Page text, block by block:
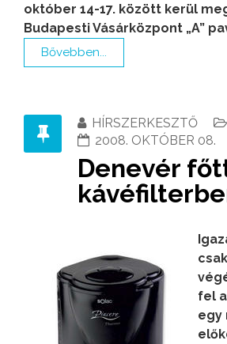
október 14-17. között kerül
Budapesti Vásárközpont „A”
Bővebben...
HÍRSZERKESZTŐ
2008. OKTÓBER 08.
Denevér
fel
egy